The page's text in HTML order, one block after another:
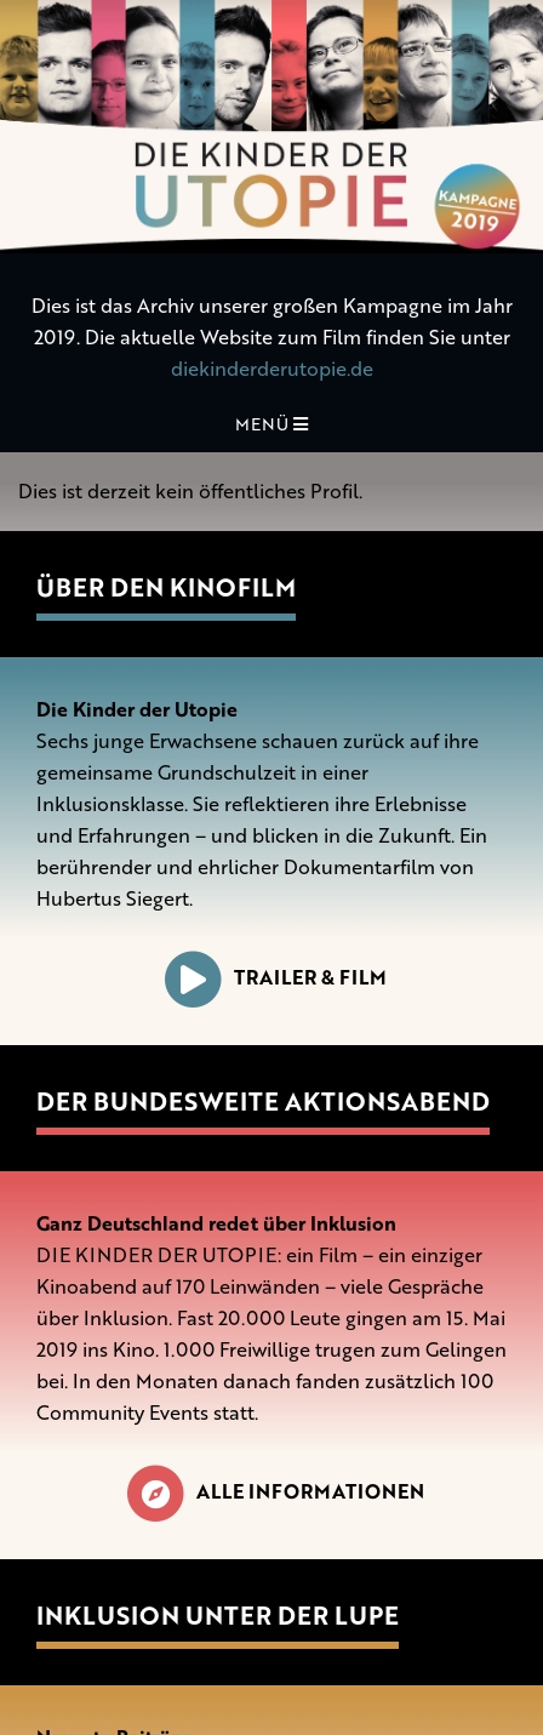
Die
Kinder
der
Dies ist das Archiv unserer großen Kampagne im Jahr
2019. Die aktuelle Website zum Film finden Sie unter
diekinderderutopie.de
MENÜ
Dies ist derzeit kein öffentliches Profil.
ÜBER DEN KINOFILM
Die Kinder der Utopie
Sechs junge Erwachsene schauen zurück auf ihre
gemeinsame Grundschulzeit in einer
Inklusionsklasse. Sie reflektieren ihre Erlebnisse
und Erfahrungen – und blicken in die Zukunft. Ein
berührender und ehrlicher Dokumentarfilm von
Hubertus Siegert.
TRAILER & FILM
DER BUNDESWEITE AKTIONSABEND
Ganz Deutschland redet über Inklusion
DIE KINDER DER UTOPIE: ein Film – ein einziger
Kinoabend auf 170 Leinwänden – viele Gespräche
über Inklusion. Fast 20.000 Leute gingen am 15. Mai
2019 ins Kino. 1.000 Freiwillige trugen zum Gelingen
bei. In den Monaten danach fanden zusätzlich 100
Community Events statt.
ALLE INFORMATIONEN
INKLUSION UNTER DER LUPE